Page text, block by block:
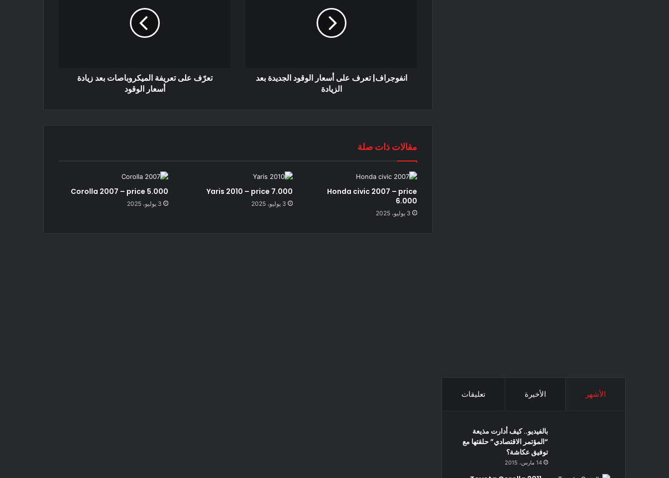
انفوجراف| تعرف على أسعار الوقود الجديدة بعد
الزيادة
تعرّف على تعريفة الميكروباصات بعد زيادة
أسعار الوقود
مقالات ذات صلة
Honda civic 2007 – price
6.000
3 يوليو، 2025
Yaris 2010 – price 7.000
3 يوليو، 2025
Corolla 2007 – price 5.000
3 يوليو، 2025
الأشهر الأخيرة تعليقات
بالفيديو.. كيف أدارت مذيعة
“المؤتمر الاقتصادي” حلقتها مع
توفيق عكاشة؟
14 مارس، 2015